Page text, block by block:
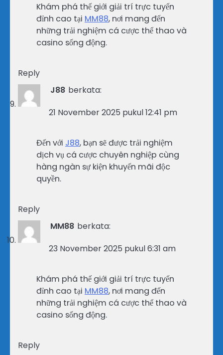
Khám phá thế giới giải trí trực tuyến
đỉnh cao tại MM88, nơi mang đến
những trải nghiệm cá cược thể thao và
casino sống động.
Reply
J88 berkata:
21 November 2025 pukul 12:41 pm
Đến với J88, bạn sẽ được trải nghiệm
dịch vụ cá cược chuyên nghiệp cùng
hàng ngàn sự kiện khuyến mãi độc
quyền.
Reply
MM88 berkata:
23 November 2025 pukul 6:31 am
Khám phá thế giới giải trí trực tuyến
đỉnh cao tại MM88, nơi mang đến
những trải nghiệm cá cược thể thao và
casino sống động.
Reply